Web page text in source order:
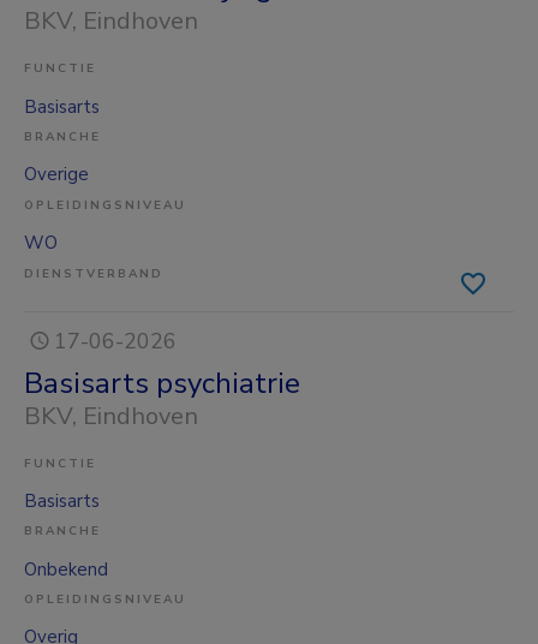
BKV, Eindhoven
FUNCTIE
Basisarts
BRANCHE
Overige
OPLEIDINGSNIVEAU
WO
DIENSTVERBAND
17-06-2026
Basisarts psychiatrie
BKV, Eindhoven
FUNCTIE
Basisarts
BRANCHE
Onbekend
OPLEIDINGSNIVEAU
Overig